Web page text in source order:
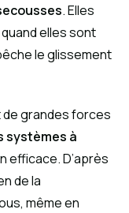
. Elles
elles sont
le glissement
grandes forces
systèmes à
efficace. D’après
de la
même en